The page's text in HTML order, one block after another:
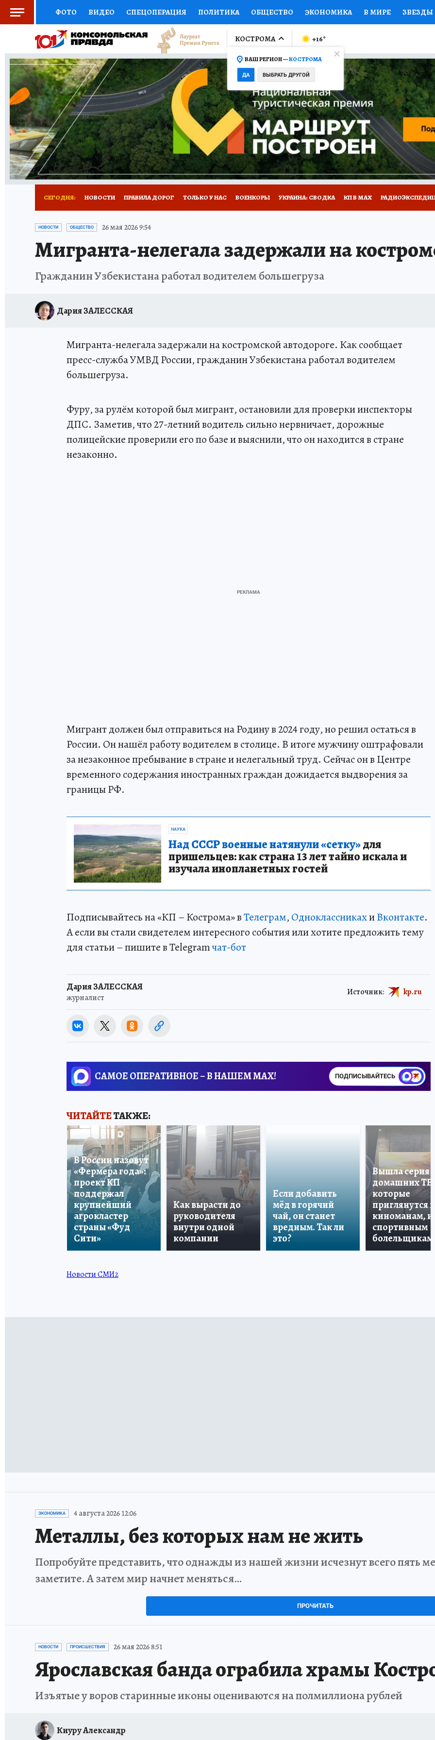
ФОТО ВИДЕО СПЕЦОПЕРАЦИЯ ПОЛИТИКА ОБЩЕСТВО ЭКОНОМИКА В МИРЕ ЗВЕЗДЫ
СОЦПОДДЕРЖКА НАУКА СПОРТ КОЛУМНИСТЫ ПРОИСШЕСТВИЯ НАЦИОНАЛЬНЫЕ
ВЫБОР ЭКСПЕРТОВ ДОКТОР ФИНАНСЫ ОТКРЫВАЕМ МИР Я ЗНАЮ СЕМЬЯ ЖЕНСКИЕ
КНИЖНАЯ ПОЛКА ПРОГНОЗЫ НА СПОРТ ПРОМОКОДЫ СЕРИАЛЫ СПЕЦПРОЕКТЫ
ПРЕСС-ЦЕНТР НЕДВИЖИМОСТЬ ТЕЛЕВИЗОР КОЛЛЕКЦИИ КОНКУРСЫ РАБОТА У НАС
РАДИО КП РЕКЛАМА ТЕСТЫ НОВОЕ НА САЙТЕ
КОСТРОМА
ВАШ РЕГИОН —КОСТРОМА
ДА ВЫБРАТЬ ДРУГОЙ
+16°
СЕГОДНЯ: НОВОСТИ ПРАВИЛА ДОРОГ ТОЛЬКО У НАС ВОЕНКОРЫ УКРАИНА: СВОДКА КП В МАХ
НОВОГОДНИЙ ШОПИНГ В КОСТРОМЕ
СЕМЬЯ В ПОГОНАХ ИСПЫТАНО НА СЕБЕ
НОВОСТИ ОБЩЕСТВО 26 мая 2026 9:54
Мигранта-нелегала задержали на
Гражданин Узбекистана работал водителем большегруза
Дария ЗАЛЕССКАЯ
Мигранта-нелегала задержали на костромской автодороге. Как сообщает
пресс-служба УМВД России, гражданин Узбекистана работал водителем
большегруза.
Фуру, за рулём которой был мигрант, остановили для проверки инспекторы
ДПС. Заметив, что 27-летний водитель сильно нервничает, дорожные
полицейские проверили его по базе и выяснили, что он находится в стране
незаконно.
Мигрант должен был отправиться на Родину в 2024 году, но решил остаться в
России. Он нашёл работу водителем в столице. В итоге мужчину оштрафовали
за незаконное пребывание в стране и нелегальный труд. Сейчас он в Центре
временного содержания иностранных граждан дожидается выдворения за
границы РФ.
НАУКА
Над СССР военные натянули «сетку»для
пришельцев: как страна 13 лет тайно искала и
изучала инопланетных гостей
Подписывайтесь на «КП – Кострома» вТелеграм, ОдноклассникахиВконтакте.
А если вы стали свидетелем интересного события или хотите предложить тему
для статьи – пишите в Telegramчат-бот
Дария ЗАЛЕССКАЯ
журналист
Источник: kp.ru
САМОЕ ОПЕРАТИВНОЕ – В НАШЕМ MAX! ПОДПИСЫВАЙТЕСЬ
ЧИТАЙТЕТАКЖЕ:
В России назовут
«Фермера года»:
проект КП
поддержал
крупнейший
агрокластер
страны «Фуд
Сити»
Как вырасти до
руководителя
внутри одной
компании
Если добавить
мёд в горячий
чай, он станет
вредным. Так ли
это?
Вышла серия
домашних ТВ,
которые
приглянутся и
киноманам, и
спортивным
болельщикам
Новости СМИ2
ЭКОНОМИКА 4 августа 2026 12:06
Металлы, без которых нам не жить
Попробуйте представить, что однажды из нашей жизни исчезнут всего пять
заметите. А затем мир начнет меняться…
ПРОЧИТАТЬ
НОВОСТИ ПРОИСШЕСТВИЯ 26 мая 2026 8:51
Ярославская банда ограбила храмы
Изъятые у воров старинные иконы оцениваются на полмиллиона рублей
Киуру Александр